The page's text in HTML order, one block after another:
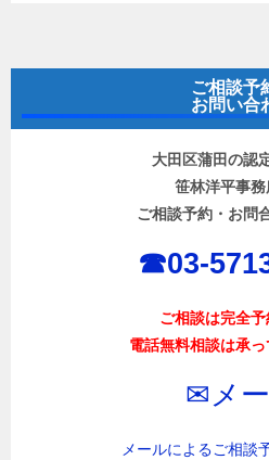
ご相談予
お問い合
大田区蒲田の認
笹林洋平事
ご相談予約・お問
☎︎03-
ご相談は完全
電話無料相談は承
✉︎メ
メールによるご相談